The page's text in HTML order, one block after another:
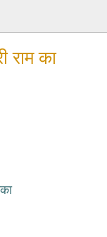
राम का